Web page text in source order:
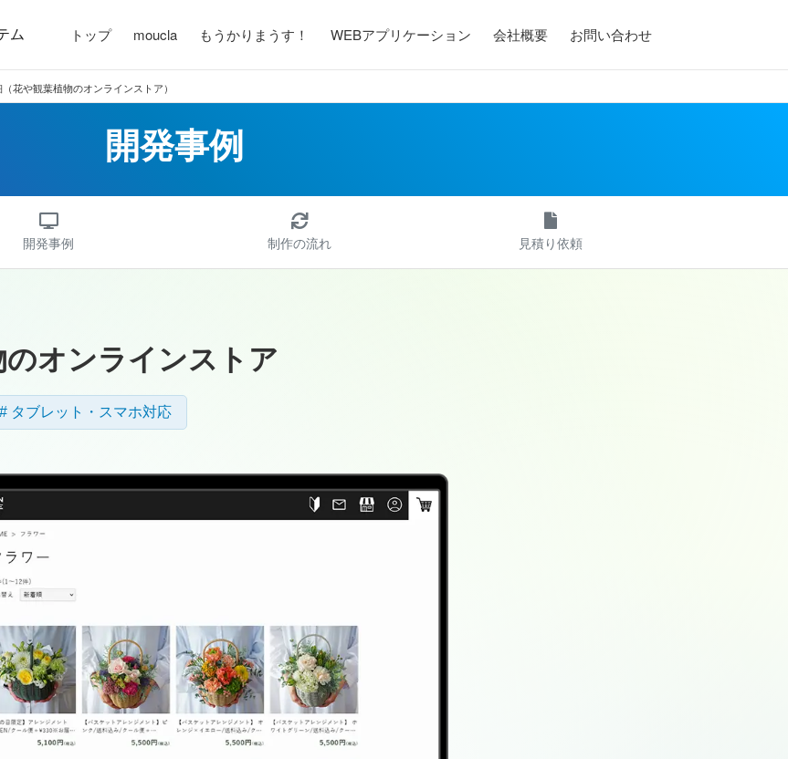
ム トップ moucla もうかりまうす！ WEBアプリケーション 会社概要 お問い合わせ
花や観葉植物のオンラインストア）
開発事例
開発事例 制作の流れ 見積り依頼
オンラインストア
タブレット・スマホ対応